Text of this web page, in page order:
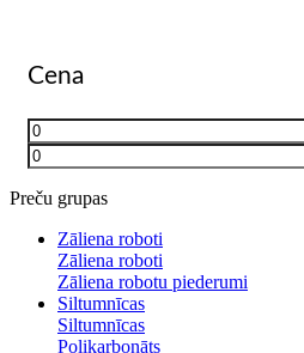
Cena
Preču grupas
Zāliena roboti
Zāliena roboti
Zāliena robotu piederumi
Siltumnīcas
Siltumnīcas
Polikarbonāts